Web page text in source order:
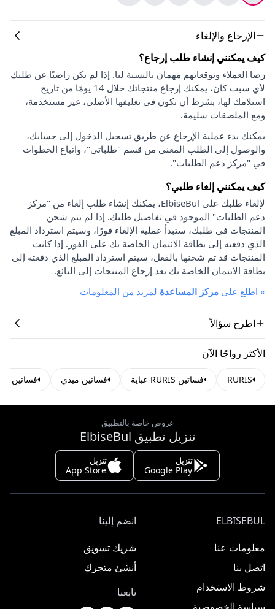
الإرجاع والإلغاء
كيف يمكنني إنشاء طلب إرجاع؟
رضا العملاء وتوقعاتهم مهمان بالنسبة لنا. إذا لم تكن راضيًا عن طلبك
لأي سبب كان، يمكنك إرجاع منتجاتك خلال 14 يومًا من تاريخ
استلامك لها، بشرط أن تكون في تغليفها الأصلي، غير مستخدمة،
ومع الملصقات سليمة.
يمكنك بدء عملية الإرجاع عن طريق تسجيل الدخول إلى حسابك،
والوصول إلى الطلب المعني من قسم "طلباتي"، واتباع الخطوات
في "مركز دعم الطلبات".
كيف يمكنني إلغاء طلبي؟
لإلغاء طلبك على ElbiseBul، يمكنك إنشاء طلب إلغاء من "مركز
دعم الطلبات" الموجود في تفاصيل طلبك. إذا لم يتم شحن
المنتجات في طلبك، ستبدأ عملية الإلغاء فورًا، وسيتم استرداد المبلغ
الذي دفعته إلى بطاقة الائتمان الخاصة بك على الفور. إذا كانت
المنتجات قد تم شحنها بالفعل، سيتم استرداد المبلغ الذي دفعته إلى
بطاقة الائتمان الخاصة بك بعد إرجاع المنتجات إلى البائع.
» اطلع على مركز المساعدة لمزيد من المعلومات
اطرح سؤالاً
الأكثر رواجًا الآن
RURIS فساتين RURIS عباية فساتين ميدي فساتين
عروض خاصة بالتطبيق
تنزيل تطبيق ElbiseBul
تنزيل
Google Play
تنزيل
App Store
ELBISEBUL
معلومات عنا
اتصل بنا
شروط الاستخدام
انضم إلينا
شريك تسويق
أنشئ متجرك
تابعنا